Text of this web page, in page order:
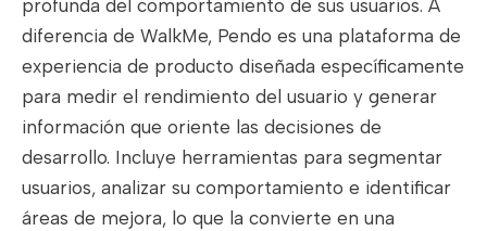
profunda del comportamiento de sus usuarios. A
diferencia de WalkMe, Pendo es una plataforma de
experiencia de producto diseñada específicamente
para medir el rendimiento del usuario y generar
información que oriente las decisiones de
desarrollo. Incluye herramientas para segmentar
usuarios, analizar su comportamiento e identificar
áreas de mejora, lo que la convierte en una